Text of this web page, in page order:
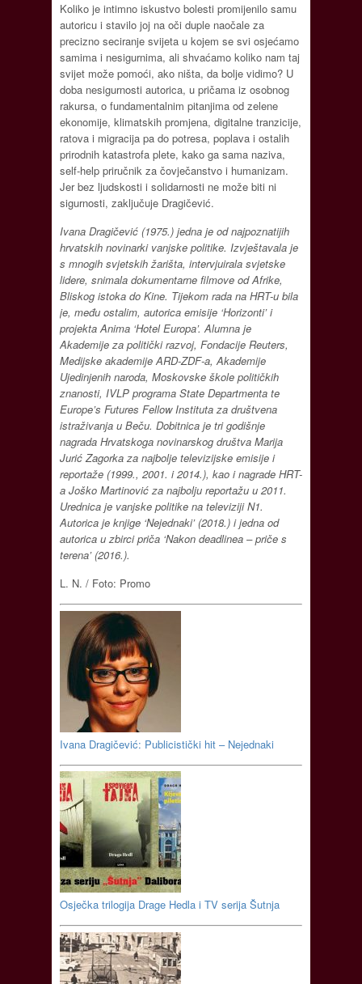
Koliko je intimno iskustvo bolesti promijenilo samu
autoricu i stavilo joj na oči duple naočale za
precizno seciranje svijeta u kojem se svi osjećamo
samima i nesigurnima, ali shvaćamo koliko nam taj
svijet može pomoći, ako ništa, da bolje vidimo? U
doba nesigurnosti autorica, u pričama iz osobnog
rakursa, o fundamentalnim pitanjima od zelene
ekonomije, klimatskih promjena, digitalne tranzicije,
ratova i migracija pa do potresa, poplava i ostalih
prirodnih katastrofa plete, kako ga sama naziva,
self-help priručnik za čovječanstvo i humanizam.
Jer bez ljudskosti i solidarnosti ne može biti ni
sigurnosti, zaključuje Dragičević.
Ivana Dragičević (1975.) jedna je od najpoznatijih
hrvatskih novinarki vanjske politike. Izvještavala je
s mnogih svjetskih žarišta, intervjuirala svjetske
lidere, snimala dokumentarne filmove od Afrike,
Bliskog istoka do Kine. Tijekom rada na HRT-u bila
je, među ostalim, autorica emisije ‘Horizonti’ i
projekta Anima ‘Hotel Europa’. Alumna je
Akademije za politički razvoj, Fondacije Reuters,
Medijske akademije ARD-ZDF-a, Akademije
Ujedinjenih naroda, Moskovske škole političkih
znanosti, IVLP programa State Departmenta te
Europe’s Futures Fellow Instituta za društvena
istraživanja u Beču. Dobitnica je tri godišnje
nagrada Hrvatskoga novinarskog društva Marija
Jurić Zagorka za najbolje televizijske emisije i
reportaže (1999., 2001. i 2014.), kao i nagrade HRT-
a Joško Martinović za najbolju reportažu u 2011.
Urednica je vanjske politike na televiziji N1.
Autorica je knjige ‘Nejednaki’ (2018.) i jedna od
autorica u zbirci priča ‘Nakon deadlinea – priče s
terena’ (2016.).
L. N. / Foto: Promo
Ivana Dragičević: Publicistički hit – Nejednaki
Osječka trilogija Drage Hedla i TV serija Šutnja